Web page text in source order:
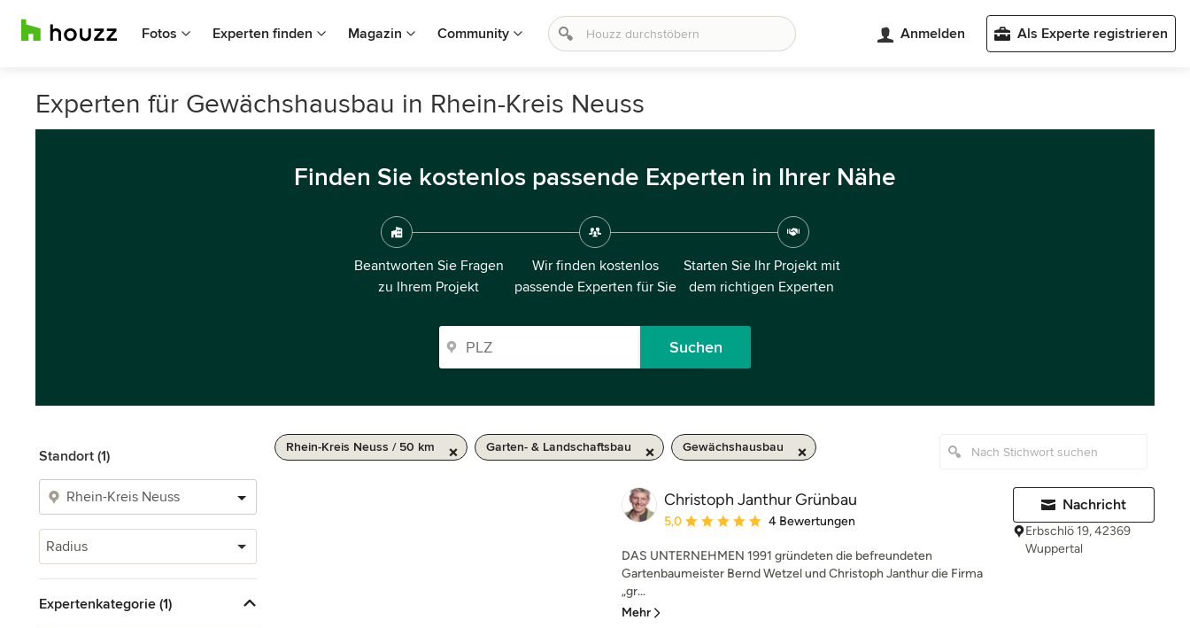
Fotos Experten finden Magazin Community Anmelden Als Experte registrieren
Experten für Gewächshausbau in Rhein-Kreis Neuss
Finden Sie kostenlos passende Experten in Ihrer Nähe
Beantworten Sie Fragen
zu Ihrem Projekt
Wir finden kostenlos
passende Experten für Sie
Starten Sie Ihr Projekt mit
dem richtigen Experten
Suchen
Standort (1)
Radius
Expertenkategorie (1)
Rhein-Kreis Neuss / 50 km Garten- & Landschaftsbau Gewächshausbau
Christoph Janthur Grünbau
Durchschnittliche Bewertung: 5 von 5 Sternen
5,0 4 Bewertungen
DAS UNTERNEHMEN 1991 gründeten die befreundeten
Gartenbaumeister Bernd Wetzel und Christoph Janthur die Firma
„gr...
Mehr
Nachricht
Erbschlö 19, 42369
Wuppertal